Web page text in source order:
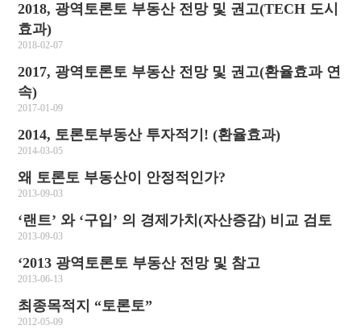
2018, 광역토론토 부동산 전망 및 권고(TECH 도시
효과)
2018-02-07
2017, 광역토론토 부동산 전망 및 권고(환율효과 연
속)
2017-01-09
2014, 토론토부동산 투자적기! (환율효과)
2014-03-05
왜 토론토 부동산이 안정적인가?
2013-09-03
‘랜트’ 와 ‘구입’ 의 경제가치(자산증감) 비교 검토
2013-09-03
‘2013 광역토론토 부동산 전망 및 참고
2013-06-13
최종목적지 “토론토”
2012-05-09